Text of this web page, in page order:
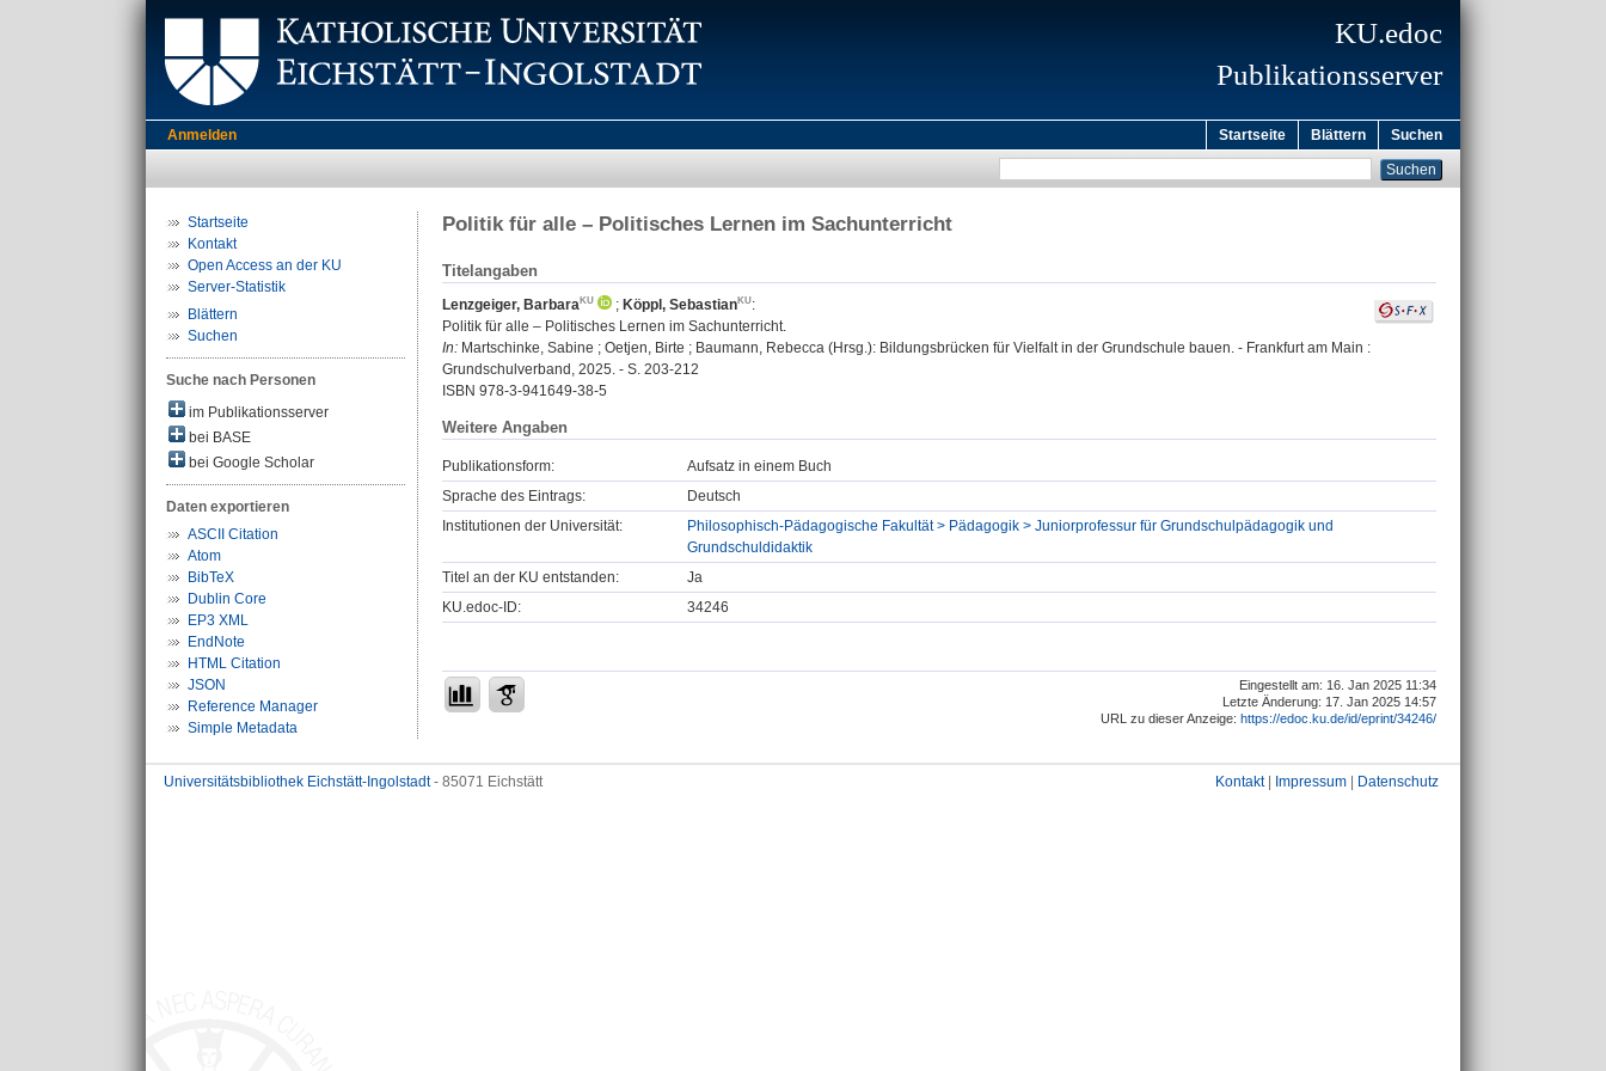
KU.edoc
Publikationsserver
Anmelden Startseite Blättern Suchen
Startseite
Kontakt
Open Access an der KU
Server-Statistik
Blättern
Suchen
Suche nach Personen
im Publikationsserver
bei BASE
bei Google Scholar
Daten exportieren
ASCII Citation
Atom
BibTeX
Dublin Core
EP3 XML
EndNote
HTML Citation
JSON
Reference Manager
Simple Metadata
Politik für alle – Politisches Lernen im Sachunterricht
Titelangaben
Lenzgeiger, Barbara ; Köppl, Sebastian
:
Politik für alle – Politisches Lernen im Sachunterricht.
In: Martschinke, Sabine ; Oetjen, Birte ; Baumann, Rebecca (Hrsg.): Bildungsbrücken für Vielfalt in der Grundschule bauen. - Frankfurt am Main :
Grundschulverband, 2025. - S. 203-212
ISBN 978-3-941649-38-5
Weitere Angaben
Publikationsform:
Aufsatz in einem Buch
Sprache des Eintrags:
Deutsch
Institutionen der Universität:
Philosophisch-Pädagogische Fakultät > Pädagogik > Juniorprofessur für Grundschulpädagogik und
Grundschuldidaktik
Titel an der KU entstanden:
Ja
KU.edoc-ID:
34246
Eingestellt am: 16. Jan 2025 11:34
Letzte Änderung: 17. Jan 2025 14:57
URL zu dieser Anzeige: https://edoc.ku.de/id/eprint/34246/
Universitätsbibliothek Eichstätt-Ingolstadt- 85071 Eichstätt Kontakt| Impressum Datenschutz